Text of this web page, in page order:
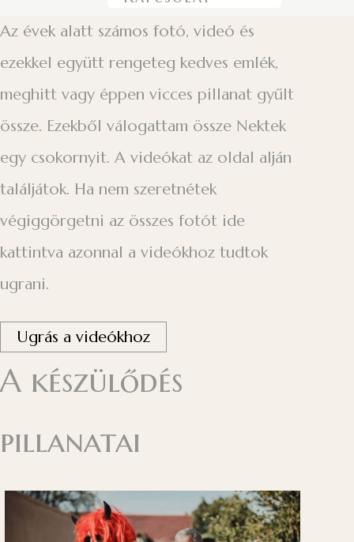
Az évek alatt számos fotó, videó és
ezekkel együtt rengeteg kedves emlék,
meghitt vagy éppen vicces pillanat gyűlt
össze. Ezekből válogattam össze Nektek
egy csokornyit. A videókat az oldal alján
találjátok. Ha nem szeretnétek
végiggörgetni az összes fotót ide
kattintva azonnal a videókhoz tudtok
ugrani.
Ugrás a videókhoz
A készülődés
pillanatai